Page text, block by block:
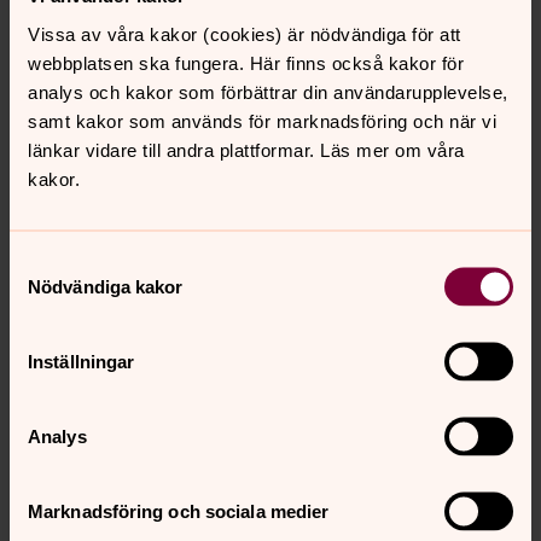
Vissa av våra kakor (cookies) är nödvändiga för att
webbplatsen ska fungera. Här finns också kakor för
analys och kakor som förbättrar din användarupplevelse,
samt kakor som används för marknadsföring och när vi
länkar vidare till andra plattformar. Läs mer om våra
kakor.
Nödvändiga kakor
Inställningar
Analys
Marknadsföring och sociala medier
Sanna Engelbrektsson
Diakon i Styrsö församling, Kontaktperson Södra
skärgårdens äldreboende, Västra Frölunda
E-post:Sanna.engelbrektsson@svenskakyrkan.se
Välkommen till södra skärgården! Här finns kyrkor och
levande mötesplatser på Asperö, Donsö, Styrsö, Brännö,